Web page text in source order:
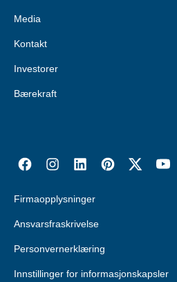
Media
Kontakt
Investorer
Bærekraft
Firmaopplysninger
Ansvarsfraskrivelse
Personvernerklæring
Innstillinger for informasjonskapsler